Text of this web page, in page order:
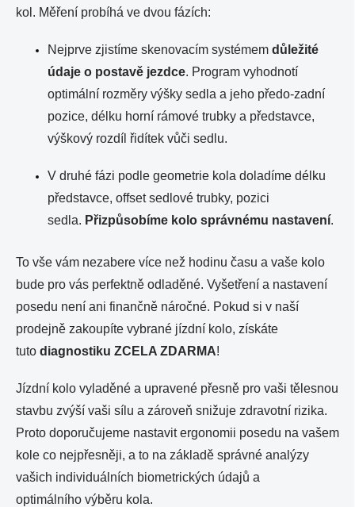
kol. Měření probíhá ve dvou fázích:
Nejprve zjistíme skenovacím systémem důležité
údaje o postavě jezdce. Program vyhodnotí
optimální rozměry výšky sedla a jeho předo-zadní
pozice, délku horní rámové trubky a představce,
výškový rozdíl řidítek vůči sedlu.
V druhé fázi podle geometrie kola doladíme délku
představce, offset sedlové trubky, pozici
sedla. Přizpůsobíme kolo správnému nastavení.
To vše vám nezabere více než hodinu času a vaše kolo
bude pro vás perfektně odladěné. Vyšetření a nastavení
posedu není ani finančně náročné. Pokud si v naší
prodejně zakoupíte vybrané jízdní kolo, získáte
tuto diagnostiku ZCELA ZDARMA!
Jízdní kolo vyladěné a upravené přesně pro vaši tělesnou
stavbu zvýší vaši sílu a zároveň snižuje zdravotní rizika.
Proto doporučujeme nastavit ergonomii posedu na vašem
kole co nejpřesněji, a to na základě správné analýzy
vašich individuálních biometrických údajů a
optimálního výběru kola.